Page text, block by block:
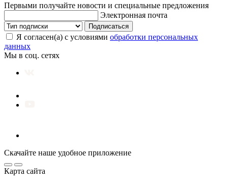
Первыми получайте новости и специальные предложения
Электронная почта
Подписаться
Я согласен(а) с условиями обработки персональных
данных
Мы в соц. сетях
Скачайте наше удобное приложение
Карта сайта